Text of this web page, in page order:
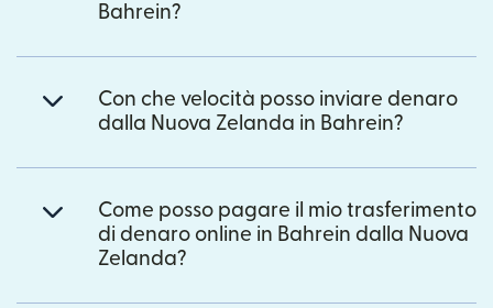
Bahrein?
Con che velocità posso inviare denaro
dalla Nuova Zelanda in Bahrein?
Come posso pagare il mio trasferimento
di denaro online in Bahrein dalla Nuova
Zelanda?